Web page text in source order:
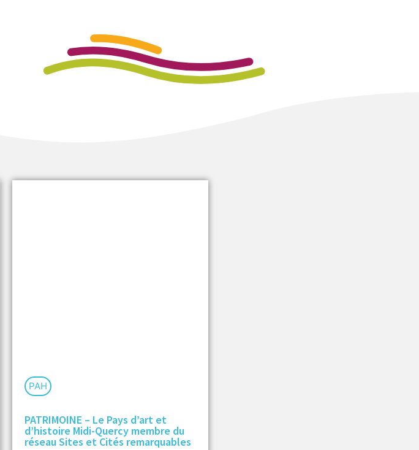
PAH
PATRIMOINE – Le Pays d’art et
d’histoire Midi-Quercy membre du
réseau Sites et Cités remarquables